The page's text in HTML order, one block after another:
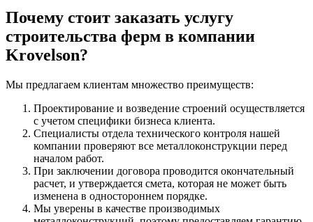
Почему стоит заказать услугу
строительства ферм в компании
Krovelson?
Мы предлагаем клиентам множество преимуществ:
Проектирование и возведение строений осуществляется
с учетом специфики бизнеса клиента.
Специалисты отдела технического контроля нашей
компании проверяют все металлоконструкции перед
началом работ.
При заключении договора проводится окончательный
расчет, и утверждается смета, которая не может быть
изменена в одностороннем порядке.
Мы уверены в качестве производимых